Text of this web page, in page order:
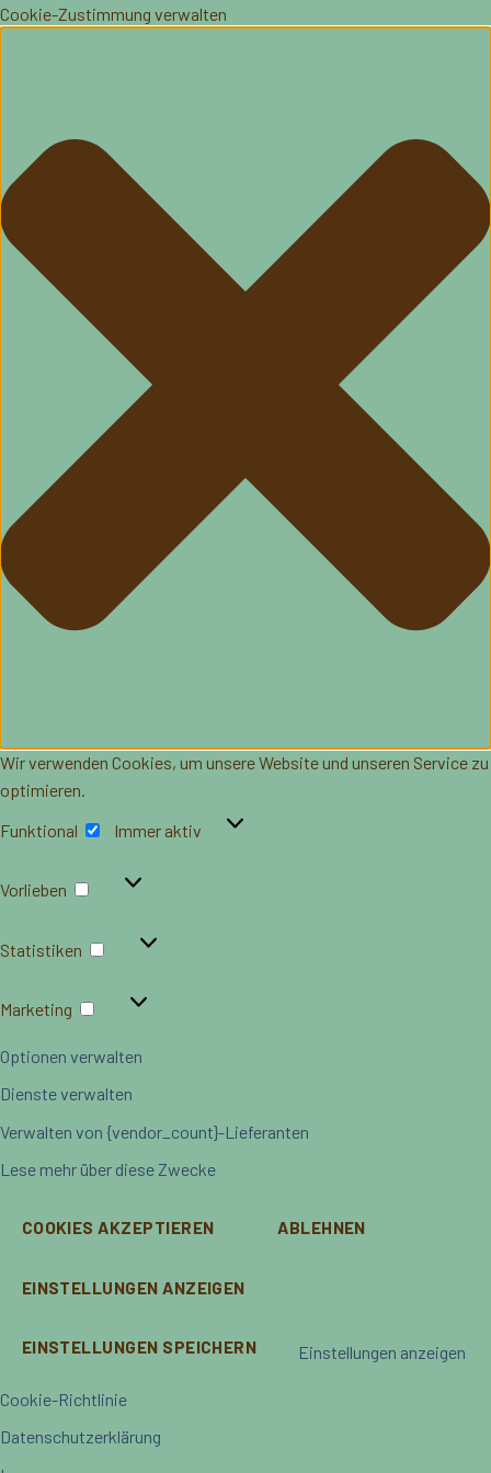
Cookie-Zustimmung verwalten
Wir verwenden Cookies, um unsere Website und unseren Service zu
optimieren.
Funktional
Immer aktiv
Vorlieben
Vorlieben
Statistiken
Statistiken
Marketing
Marketing
Optionen verwalten
Dienste verwalten
Verwalten von {vendor_count}-Lieferanten
Lese mehr über diese Zwecke
COOKIES AKZEPTIEREN ABLEHNEN
EINSTELLUNGEN ANZEIGEN
EINSTELLUNGEN SPEICHERN Einstellungen anzeigen
Cookie-Richtlinie
Datenschutzerklärung